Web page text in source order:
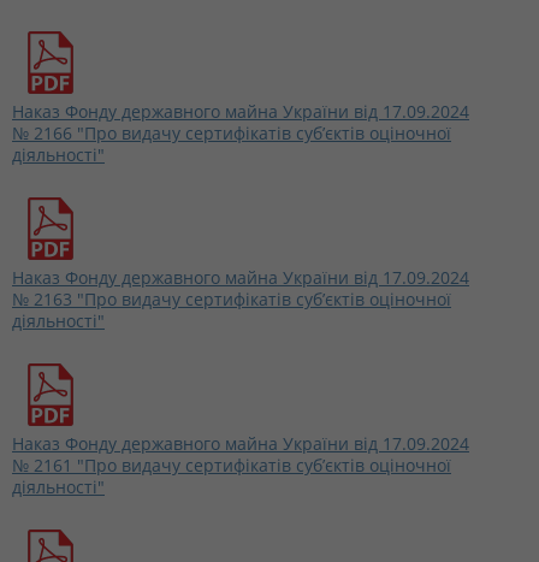
Наказ Фонду державного майна України від 17.09.2024
№ 2166 "Про видачу сертифікатів суб’єктів оціночної
діяльності"
Наказ Фонду державного майна України від 17.09.2024
№ 2163 "Про видачу сертифікатів суб’єктів оціночної
діяльності"
Наказ Фонду державного майна України від 17.09.2024
№ 2161 "Про видачу сертифікатів суб’єктів оціночної
діяльності"